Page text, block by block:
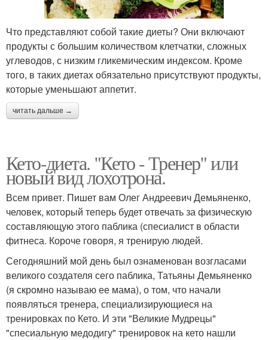
Что представляют собой такие диеты? Они включают
продукты с большим количеством клетчатки, сложных
углеводов, с низким гликемическим индексом. Кроме
того, в таких диетах обязательно присутствуют продукты,
которые уменьшают аппетит.
читать дальше →
Кето-диета. "Кето - Тренер" или
новый вид лохотрона.
Всем привет. Пишет вам Олег Андреевич Демьяненко,
человек, который теперь будет отвечать за физическую
составляющую этого паблика (спесиалист в области
фитнеса. Короче говоря, я тренирую людей.
Сегодняшний мой день был ознаменован возгласами
великого создателя сего паблика, Татьяны Демьяненко
(я скромно называю ее мама), о том, что начали
появляться тренера, специализирующиеся на
тренировках по Кето. И эти "Великие Мудрецы"
"спесиальную медодигу" тренировок на кето нашли